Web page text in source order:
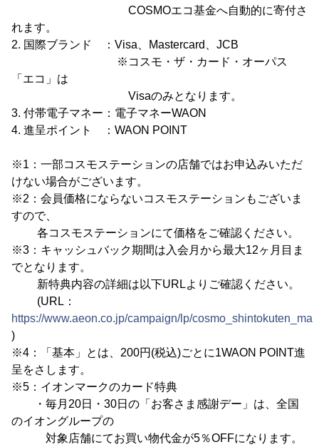
COSMOエコ基金へ自動的に寄付さ
れます。
2. 国際ブランド ：Visa、Mastercard、JCB
※コスモ・ザ・カード・オーパス
「エコ」は
Visaのみとなります。
3. 付帯電子マネー：電子マネーWAON
4. 進呈ポイント ：WAON POINT
※1：一部コスモステーションの店舗ではお申込みいただ
けない場合がございます。
※2：会員価格にならないコスモステーションもございま
すので、
各コスモステーションにて価格をご確認ください。
※3：キャッシュバック期間は入会月から最大12ヶ月目ま
でとなります。
新特典内容の詳細は以下URLよりご確認ください。
(URL：
https://www.aeon.co.jp/campaign/lp/
)
※4：「基本」とは、200円(税込)ごとに1WAON POINT進
呈をさします。
※5：イオンマークのカード特典
・毎月20日・30日の「お客さま感謝デー」は、全国
のイオングループの
対象店舗にてお買い物代金が5％OFFになります。